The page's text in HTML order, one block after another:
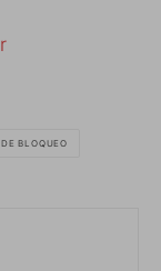
BLOQUEO